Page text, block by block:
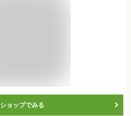
ショップでみる